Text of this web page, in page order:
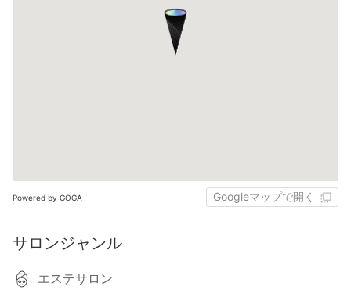
Powered by GOGA Googleマップで開く
サロンジャンル
エステサロン